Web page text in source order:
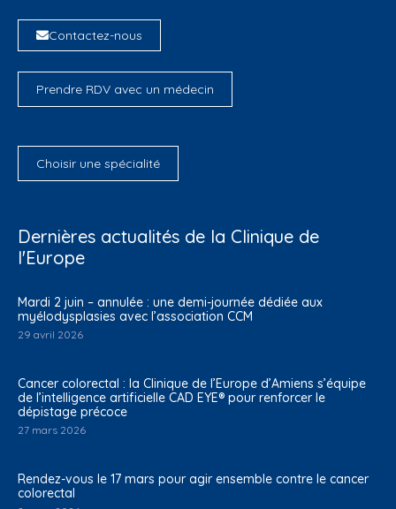
Contactez-nous
Prendre RDV avec un médecin
Choisir une spécialité
Dernières actualités de la Clinique de
l'Europe
Mardi 2 juin – annulée : une demi-journée dédiée aux
myélodysplasies avec l’association CCM
29 avril 2026
Cancer colorectal : la Clinique de l’Europe d’Amiens s’équipe
de l’intelligence artificielle CAD EYE® pour renforcer le
dépistage précoce
27 mars 2026
Rendez-vous le 17 mars pour agir ensemble contre le cancer
colorectal